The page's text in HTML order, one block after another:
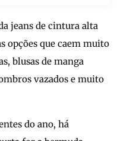
jeans de cintura alta
opções que caem muito
blusas de manga
vazados e muito
do ano, há